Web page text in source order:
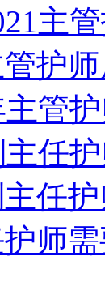
主
护
主管
主任
任
师